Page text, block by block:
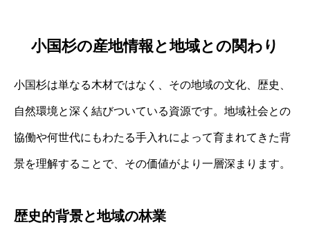
小国杉の産地情報と地域との関わり
小国杉は単なる木材ではなく、その地域の文化、歴史、
自然環境と深く結びついている資源です。地域社会との
協働や何世代にもわたる手入れによって育まれてきた背
景を理解することで、その価値がより一層深まります。
歴史的背景と地域の林業